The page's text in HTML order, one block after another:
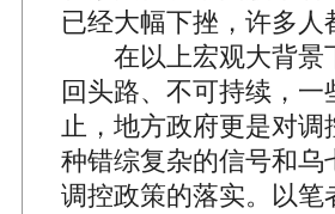
已经大幅下挫，许多
在以上宏观大背景
回头路、不可持续，
止，地方政府更是对
种错综复杂的信号和
调控政策的落实。以